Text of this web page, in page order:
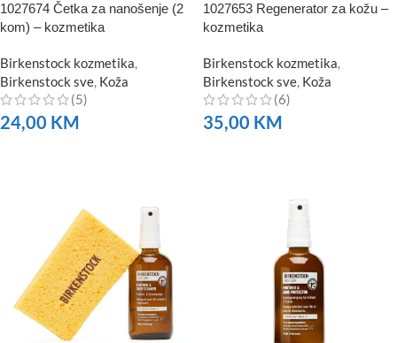
1027674 Četka za nanošenje (2
kom) – kozmetika
Birkenstock kozmetika,
Birkenstock sve, Koža
(5)
24,00 KM
1027653 Regenerator za kožu –
kozmetika
Birkenstock kozmetika,
Birkenstock sve, Koža
(6)
35,00 KM